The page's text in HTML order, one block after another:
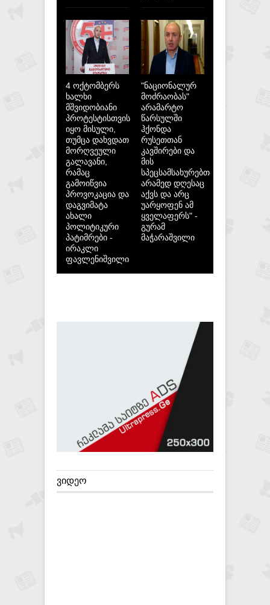
4 ოქტომბერს
ხალხი
მშვიდობიანი
პროტესტისთვის
იყო მისული,
თუმცა დახვდათ
მორღვეული
გალავანი,
რამაც
გამოიწვია
პროვოკაცია და
დაგვიმატა
ახალი
პოლიტიკური
პატიმრები -
ირაკლი
ფავლენიშვილი
"ნაციონალურ
მოძრაობას"
არამარტო
წარსულში
ჰქონდა
რუსეთთან
კავშირები და
მის
სპეცსამსახურებთან,
არამედ დღესაც
აქვს და არც
უარყოფენ ამ
ყველაფერს" -
გურამ
მაჭარაშვილი
ᲕᲘᲓᲔᲝ